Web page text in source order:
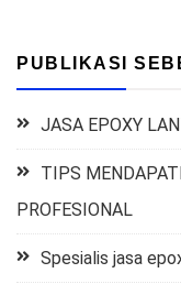
PUBLIKASI
JASA EPOXY
TIPS
PROFESIONAL
Spesialis jasa